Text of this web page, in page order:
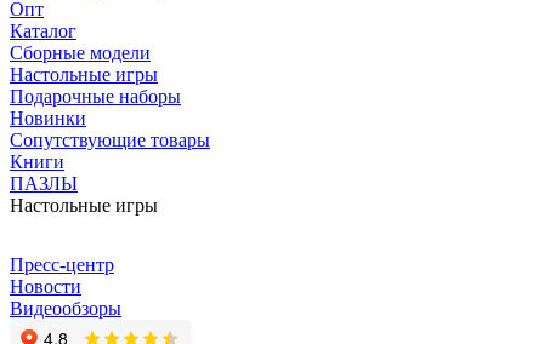
Опт
Каталог
Сборные модели
Настольные игры
Подарочные наборы
Новинки
Сопутствующие товары
Книги
ПАЗЛЫ
Настольные игры
Пресс-центр
Новости
Видеообзоры